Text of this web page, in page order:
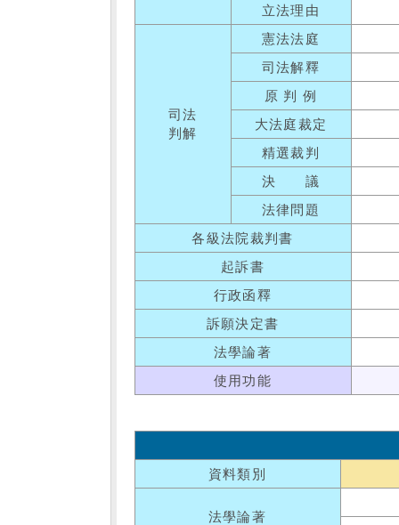
立法理由
司法
判解
憲法法庭
司法解釋
原 判 例
大法庭裁定
精選裁判
決 議
法律問題
各級法院裁判書
起訴書
行政函釋
訴願決定書
法學論著
使用功能
資料類別
法學論著